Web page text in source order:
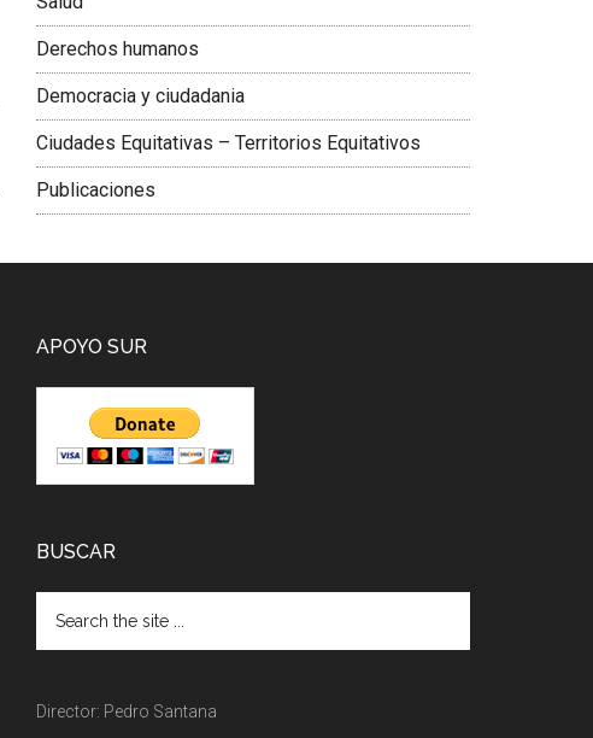
Derechos humanos
Democracia y ciudadania
Ciudades Equitativas – Territorios Equitativos
Publicaciones
APOYO SUR
BUSCAR
Director: Pedro Santana